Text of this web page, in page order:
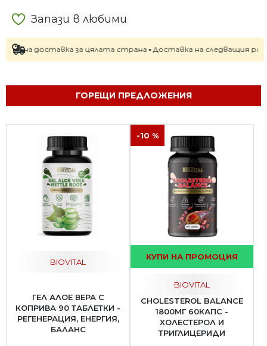
Запази в любими
за цялата страна ▪ Доставка на следващия работен ден
ГОРЕЩИ ПРЕДЛОЖЕНИЯ
BIOVITAL
ГЕЛ АЛОЕ ВЕРА С
КОПРИВА 90 ТАБЛЕТКИ -
РЕГЕНЕРАЦИЯ, ЕНЕРГИЯ,
БАЛАНС
-10 %
КУПИ НА ПРОМОЦИЯ
BIOVITAL
CHOLESTEROL BALANCE
1800МГ 60КАПС -
ХОЛЕСТЕРОЛ И
ТРИГЛИЦЕРИДИ